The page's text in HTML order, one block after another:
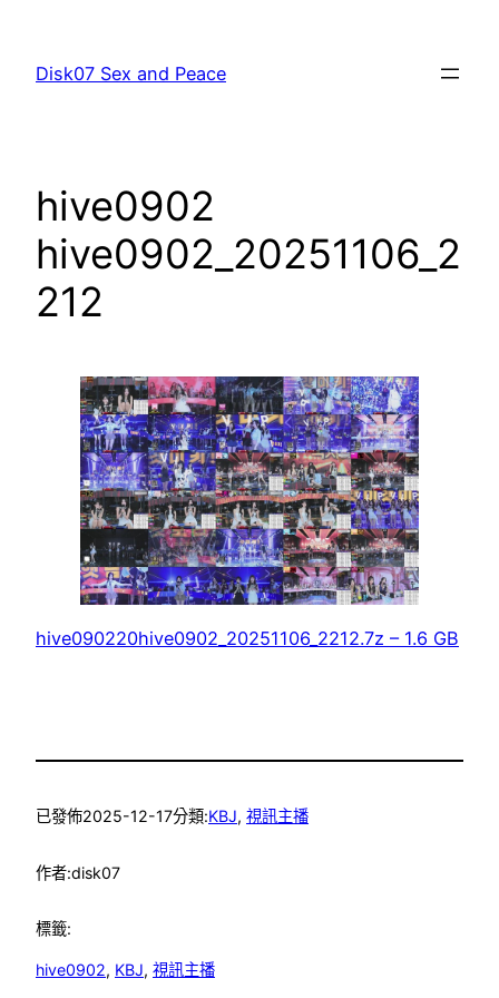
Disk07 Sex and Peace
hive0902
hive0902_20251106_2
212
hive090220hive0902_20251106_2212.7z – 1.6 GB
已發佈2025-12-17分類:KBJ, 視訊主播
作者:disk07
標籤:
hive0902, KBJ, 視訊主播